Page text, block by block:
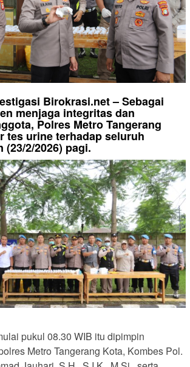
Birokrasi.net – Sebagai
menjaga integritas dan
Polres Metro Tangerang
tes urine terhadap seluruh
(23/2/2026) pagi.
pukul 08.30 WIB itu dipimpin
Metro Tangerang Kota, Kombes Pol.